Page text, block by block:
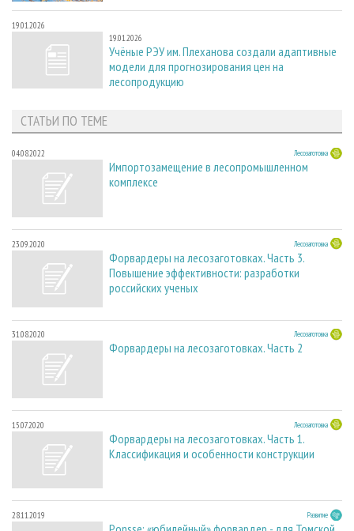
19.01.2026
19.01.2026
Учёные РЭУ им. Плеханова создали адаптивные
модели для прогнозирования цен на
лесопродукцию
СТАТЬИ ПО ТЕМЕ
04.08.2022 Лесозаготовка
Импортозамещение в лесопромышленном
комплексе
23.09.2020 Лесозаготовка
Форвардеры на лесозаготовках. Часть 3.
Повышение эффективности: разработки
российских ученых
31.08.2020 Лесозаготовка
Форвардеры на лесозаготовках. Часть 2
15.07.2020 Лесозаготовка
Форвардеры на лесозаготовках. Часть 1.
Классификация и особенности конструкции
28.11.2019 Развитие